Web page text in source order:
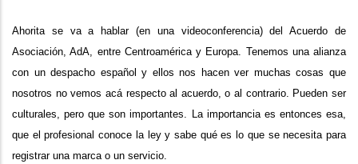
Ahorita se va a hablar (en una videoconferencia) del Acuerdo de
Asociación, AdA, entre Centroamérica y Europa. Tenemos una alianza
con un despacho español y ellos nos hacen ver muchas cosas que
nosotros no vemos acá respecto al acuerdo, o al contrario. Pueden ser
culturales, pero que son importantes. La importancia es entonces esa,
que el profesional conoce la ley y sabe qué es lo que se necesita para
registrar una marca o un servicio.